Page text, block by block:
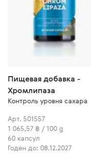
Пищевая добавка -
Хромлипаза
Контроль уровня сахара
Арт. 501557
1 065,57 ฿ / 100 g
60 капсул
Годен до: 08.12.2027